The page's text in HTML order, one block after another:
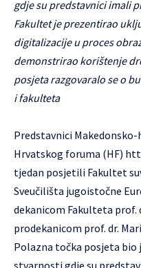
gdje su predstavnici imali
Fakultet je prezentirao
digitalizacije u proces
demonstrirao korištenje
posjeta razgovaralo se o
i fakulteta
Predstavnici
Hrvatskog foruma (HF)
tjedan posjetili Fakultet
Sveučilišta jugoistočne
dekanicom Fakulteta prof.
prodekanicom prof. dr.
Polazna točka posjeta